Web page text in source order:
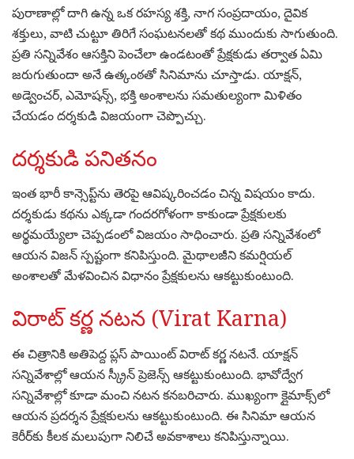
పురాణాల్లో దాగి ఉన్న ఒక రహస్య శక్తి, నాగ సంప్రదాయం, దైవిక
శక్తులు, వాటి చుట్టూ తిరిగే సంఘటనలతో కథ ముందుకు సాగుతుంది.
ప్రతి సన్నివేశం ఆసక్తిని పెంచేలా ఉండటంతో ప్రేక్షకుడు తర్వాత ఏమి
జరుగుతుందా అనే ఉత్కంఠతో సినిమాను చూస్తాడు. యాక్షన్,
అడ్వెంచర్, ఎమోషన్స్, భక్తి అంశాలను సమతుల్యంగా మిళితం
చేయడం దర్శకుడి విజయంగా చెప్పొచ్చు.
దర్శకుడి పనితనం
ఇంత భారీ కాన్సెప్ట్‌ను తెరపై ఆవిష్కరించడం చిన్న విషయం కాదు.
దర్శకుడు కథను ఎక్కడా గందరగోళంగా కాకుండా ప్రేక్షకులకు
అర్థమయ్యేలా చెప్పడంలో విజయం సాధించారు. ప్రతి సన్నివేశంలో
ఆయన విజన్ స్పష్టంగా కనిపిస్తుంది. మైథాలజీని కమర్షియల్
అంశాలతో మేళవించిన విధానం ప్రేక్షకులను ఆకట్టుకుంటుంది.
విరాట్ కర్ణ నటన (Virat Karna)
ఈ చిత్రానికి అతిపెద్ద ప్లస్ పాయింట్ విరాట్ కర్ణ నటనే. యాక్షన్
సన్నివేశాల్లో ఆయన స్క్రీన్ ప్రెజెన్స్ ఆకట్టుకుంటుంది. భావోద్వేగ
సన్నివేశాల్లో కూడా మంచి నటన కనబరిచారు. ముఖ్యంగా క్లైమాక్స్‌లో
ఆయన ప్రదర్శన ప్రేక్షకులను ఆకట్టుకుంటుంది. ఈ సినిమా ఆయన
కెరీర్‌కు కీలక మలుపుగా నిలిచే అవకాశాలు కనిపిస్తున్నాయి.